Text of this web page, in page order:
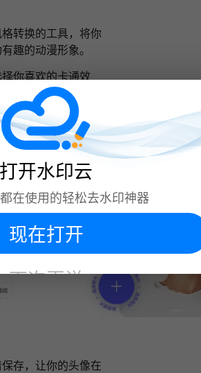
转换的工具，将你
趣的动漫形象。
你喜欢的卡通效
你打造独一无二的
存，让你的头像在
打开水印云
在使用的轻松去水印神器
现在打开
下次再说